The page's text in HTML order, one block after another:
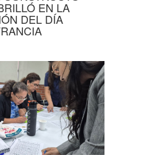
EN LA
DEL DÍA